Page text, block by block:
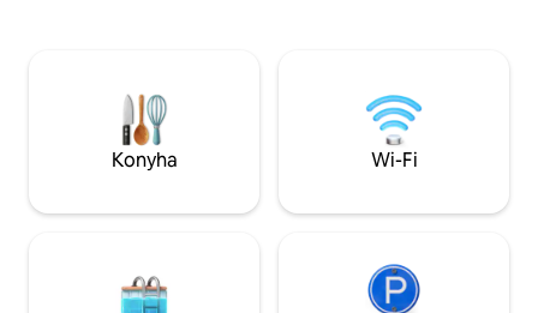
jégképződményeket. A tölgyfákkal
körülvett nyugodt menedék a modern
kényelmi szolgáltatásokat a természet
szépségével ötvözi egy igazán
kiruccanási élmény érdekében.
házban, valamint
északies hangulattal. Esküvők és
összejövetelek
lehetségesek.
Konyha Wi-Fi